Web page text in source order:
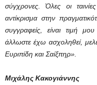
σύγχρονες. Όλες οι
αντίκρισμα στην
συγγραφείς, είναι τιμή
άλλωστε έχω ασχοληθεί,
Ευριπίδη και Σαίξπηρ».
Μιχάλης Κακογιάννης